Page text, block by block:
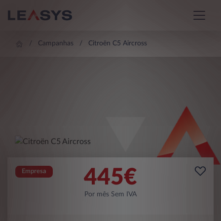
Campanhas Citroën C5 Aircross
Empresa 445€
Por mês Sem IVA